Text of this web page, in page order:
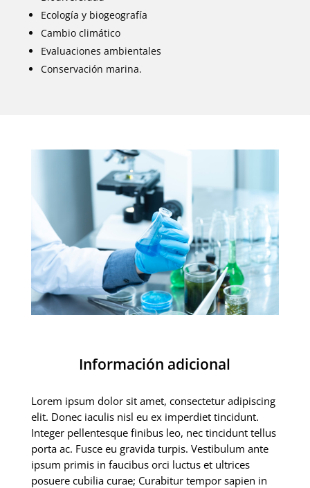
Ecología y biogeografía
Cambio climático
Evaluaciones ambientales
Conservación marina.
Información adicional
Lorem ipsum dolor sit amet, consectetur adipiscing
elit. Donec iaculis nisl eu ex imperdiet tincidunt.
Integer pellentesque finibus leo, nec tincidunt tellus
porta ac. Fusce eu gravida turpis. Vestibulum ante
ipsum primis in faucibus orci luctus et ultrices
posuere cubilia curae; Curabitur tempor sapien in